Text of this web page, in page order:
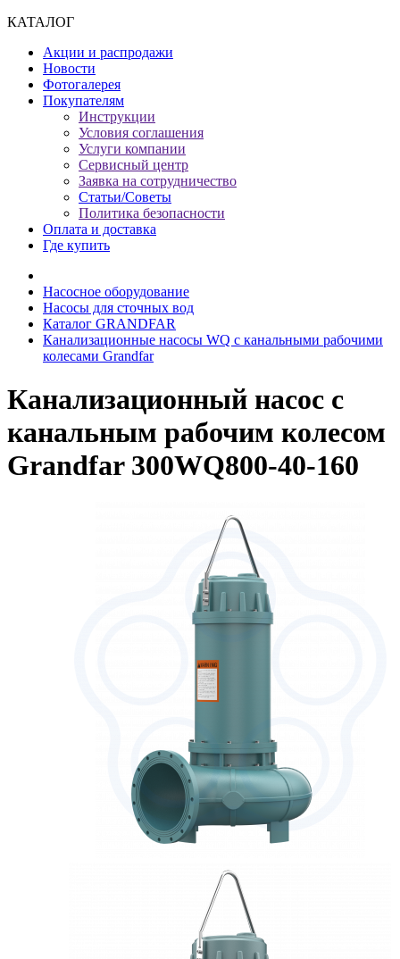
КАТАЛОГ
Акции и распродажи
Новости
Фотогалерея
Покупателям
Инструкции
Условия соглашения
Услуги компании
Сервисный центр
Заявка на сотрудничество
Статьи/Советы
Политика безопасности
Оплата и доставка
Где купить
Насосное оборудование
Насосы для сточных вод
Каталог GRANDFAR
Канализационные насосы WQ с канальными рабочими
колесами Grandfar
Канализационный насос с
канальным рабочим колесом
Grandfar 300WQ800-40-160